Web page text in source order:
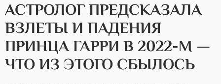
АСТРОЛОГ ПРЕДСКАЗАЛА
ВЗЛЕТЫ И ПАДЕНИЯ
ПРИНЦА ГАРРИ В 2022-М —
ЧТО ИЗ ЭТОГО СБЫЛОСЬ